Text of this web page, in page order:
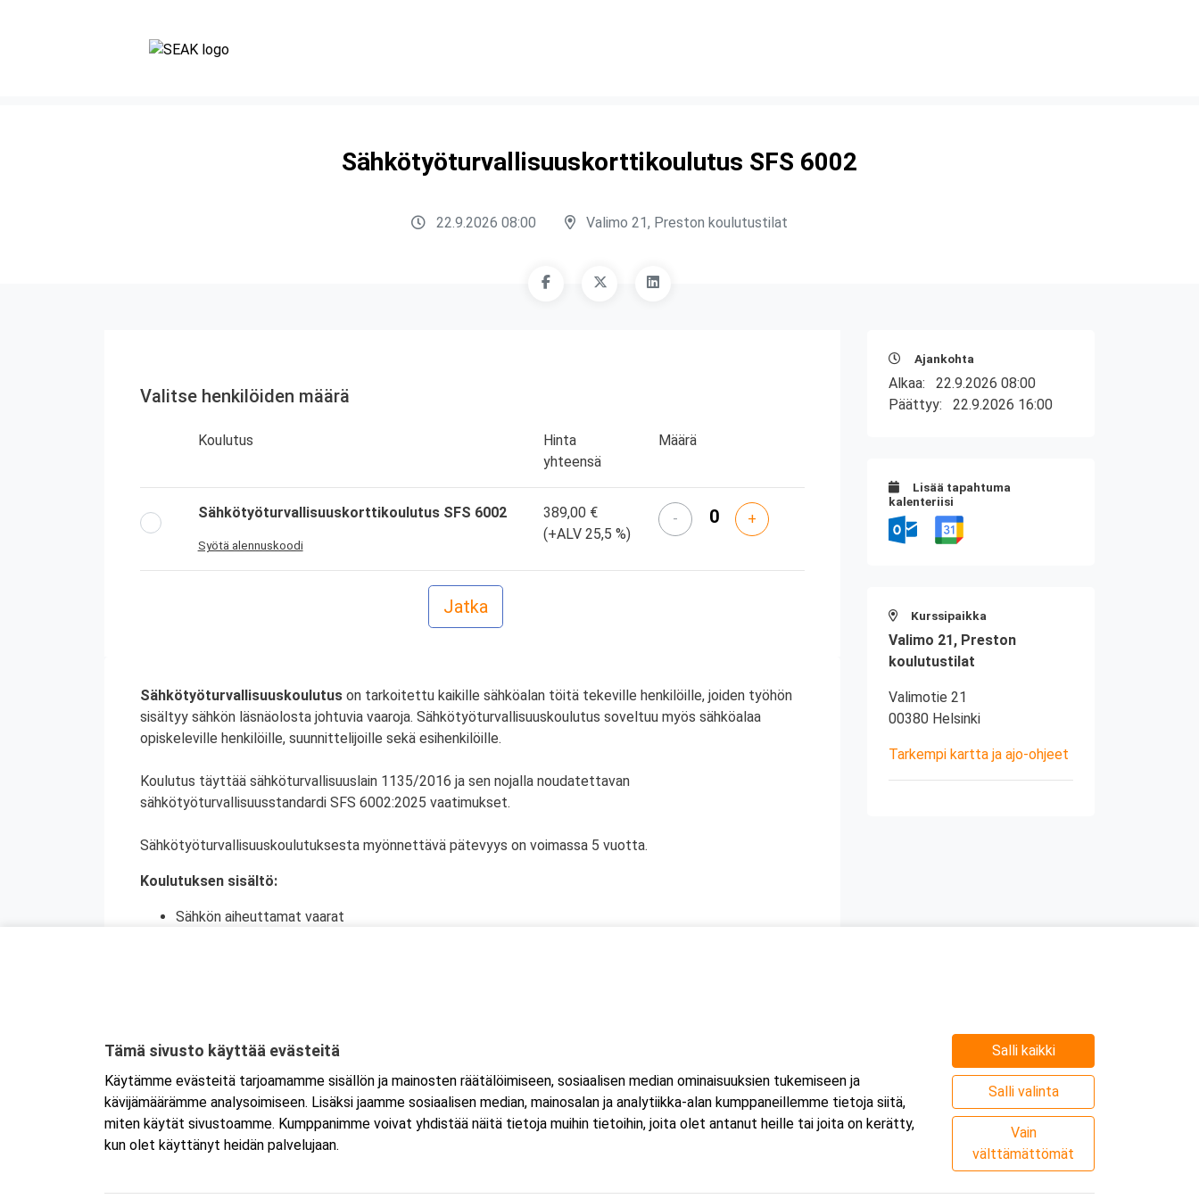
Sähkötyöturvallisuuskorttikoulutus SFS 6002
22.9.2026 08:00 Valimo 21, Preston koulutustilat
Valitse henkilöiden määrä
Koulutus
Hinta
yhteensä
Määrä
Sähkötyöturvallisuuskorttikoulutus SFS 6002
Syötä alennuskoodi
389,00 €
(+ALV 25,5 %)
- +
Sähkötyöturvallisuuskoulutus on tarkoitettu kaikille sähköalan töitä tekeville henkilöille, joiden työhön
sisältyy sähkön läsnäolosta johtuvia vaaroja. Sähkötyöturvallisuuskoulutus soveltuu myös sähköalaa
opiskeleville henkilöille, suunnittelijoille sekä esihenkilöille.
Koulutus täyttää sähköturvallisuuslain 1135/2016 ja sen nojalla noudatettavan
sähkötyöturvallisuusstandardi SFS 6002:2025 vaatimukset.
Sähkötyöturvallisuuskoulutuksesta myönnettävä pätevyys on voimassa 5 vuotta.
Koulutuksen sisältö:
Sähkön aiheuttamat vaarat
Jännitetyö
Kunnossapitokäytännöt
Turvallisen sähkötyön kertaus
Ajankohta
Alkaa: 22.9.2026 08:00
Päättyy: 22.9.2026 16:00
Lisää tapahtuma
kalenteriisi
Kurssipaikka
Valimo 21, Preston
koulutustilat
Valimotie 21
00380 Helsinki
Tarkempi kartta ja ajo-ohjeet
Tämä sivusto käyttää evästeitä
Käytämme evästeitä tarjoamamme sisällön ja mainosten räätälöimiseen, sosiaalisen median ominaisuuksien tukemiseen ja
kävijämäärämme analysoimiseen. Lisäksi jaamme sosiaalisen median, mainosalan ja analytiikka-alan kumppaneillemme tietoja siitä,
miten käytät sivustoamme. Kumppanimme voivat yhdistää näitä tietoja muihin tietoihin, joita olet antanut heille tai joita on kerätty,
kun olet käyttänyt heidän palvelujaan.
Salli kaikki
Salli valinta
Vain
välttämättömät